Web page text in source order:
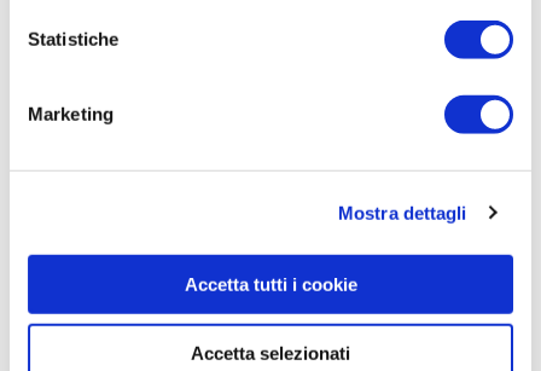
Statistiche
Marketing
Mostra dettagli
Accetta tutti i cookie
Accetta selezionati
Giro Women a Ca’ del Poggio: il racconto
di Soraya Paladin
min